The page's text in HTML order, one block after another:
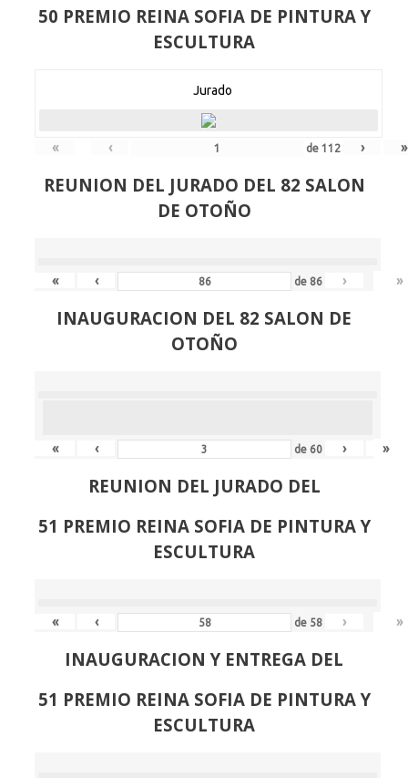
50 PREMIO REINA SOFIA DE PINTURA Y
ESCULTURA
Jurado
« ‹ de112 › »
REUNION DEL JURADO DEL 82 SALON
DE OTOÑO
« ‹ de 86 › »
INAUGURACION DEL 82 SALON DE
OTOÑO
« ‹ de 60 › »
REUNION DEL JURADO DEL
51 PREMIO REINA SOFIA DE PINTURA Y
ESCULTURA
« ‹ de 58 › »
INAUGURACION Y ENTREGA DEL
51 PREMIO REINA SOFIA DE PINTURA Y
ESCULTURA